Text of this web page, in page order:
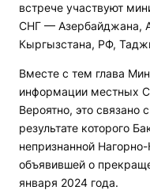
встрече участвуют
СНГ — Азербайджана,
Кыргызстана, РФ,
Вместе с тем глава
информации местных
Вероятно, это
результате которого
непризнанной
объявившей о
января 2024 года.